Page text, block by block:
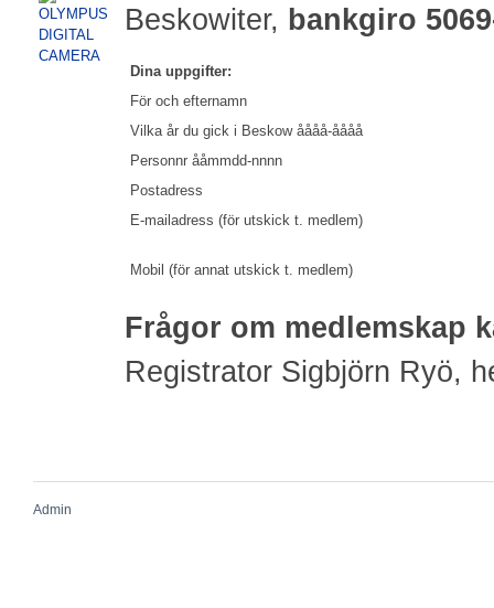
Beskowiter, bankgiro
Dina uppgifter:
För och efternamn
Vilka år du gick i Beskow åååå-åååå
Personnr ååmmdd-nnnn
Postadress
E-mailadress (för utskick t. medlem)
Mobil (för annat utskick t. medlem)
Frågor om medlemskap
Registrator Sigbjörn Ryö,
Admin